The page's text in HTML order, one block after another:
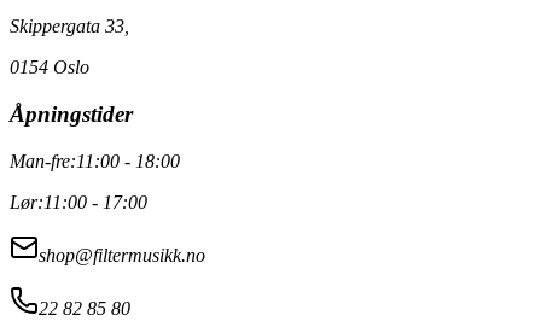
Skippergata 33,
0154 Oslo
Åpningstider
Man-fre:11:00 - 18:00
Lør:11:00 - 17:00
shop@filtermusikk.no
22 82 85 80